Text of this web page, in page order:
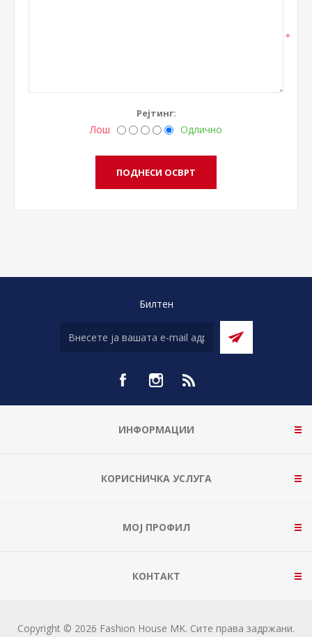
*
Рејтинг:
Лош Одлично
Билтен
ИНФОРМАЦИИ
КОРИСНИЧКА УСЛУГА
МОЈ ПРОФИЛ
КОНТАКТ
Copyright © 2026 Fashion House MK. Сите права задржани.